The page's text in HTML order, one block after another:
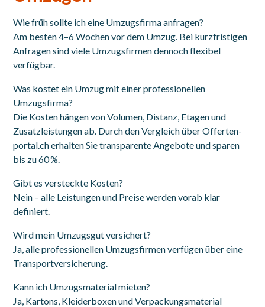
Wie früh sollte ich eine Umzugsfirma anfragen?
Am besten 4–6 Wochen vor dem Umzug. Bei kurzfristigen
Anfragen sind viele Umzugsfirmen dennoch flexibel
verfügbar.
Was kostet ein Umzug mit einer professionellen
Umzugsfirma?
Die Kosten hängen von Volumen, Distanz, Etagen und
Zusatzleistungen ab. Durch den Vergleich über Offerten-
portal.ch erhalten Sie transparente Angebote und sparen
bis zu 60 %.
Gibt es versteckte Kosten?
Nein – alle Leistungen und Preise werden vorab klar
definiert.
Wird mein Umzugsgut versichert?
Ja, alle professionellen Umzugsfirmen verfügen über eine
Transportversicherung.
Kann ich Umzugsmaterial mieten?
Ja, Kartons, Kleiderboxen und Verpackungsmaterial